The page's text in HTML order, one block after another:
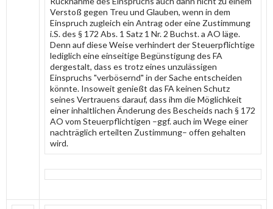
Verstoß gegen Treu und Glauben, wenn in dem
Einspruch zugleich ein Antrag oder eine Zustimmung
i.S. des § 172 Abs. 1 Satz 1 Nr. 2 Buchst. a AO läge.
Denn auf diese Weise verhindert der Steuerpflichtige
lediglich eine einseitige Begünstigung des FA
dergestalt, dass es trotz eines unzulässigen
Einspruchs "verbösernd" in der Sache entscheiden
könnte. Insoweit genießt das FA keinen Schutz
seines Vertrauens darauf, dass ihm die Möglichkeit
einer inhaltlichen Änderung des Bescheids nach § 172
AO vom Steuerpflichtigen –ggf. auch im Wege einer
nachträglich erteilten Zustimmung– offen gehalten
wird.